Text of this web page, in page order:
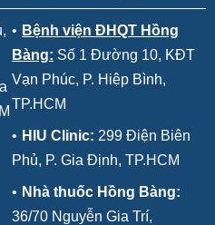
• Bệnh viện ĐHQT Hồng
Bàng: Số 1 Đường 10, KĐT
Vạn Phúc, P. Hiệp Bình,
TP.HCM
• HIU Clinic: 299 Điện Biên
Phủ, P. Gia Định, TP.HCM
• Nhà thuốc Hồng Bàng:
36/70 Nguyễn Gia Trí,